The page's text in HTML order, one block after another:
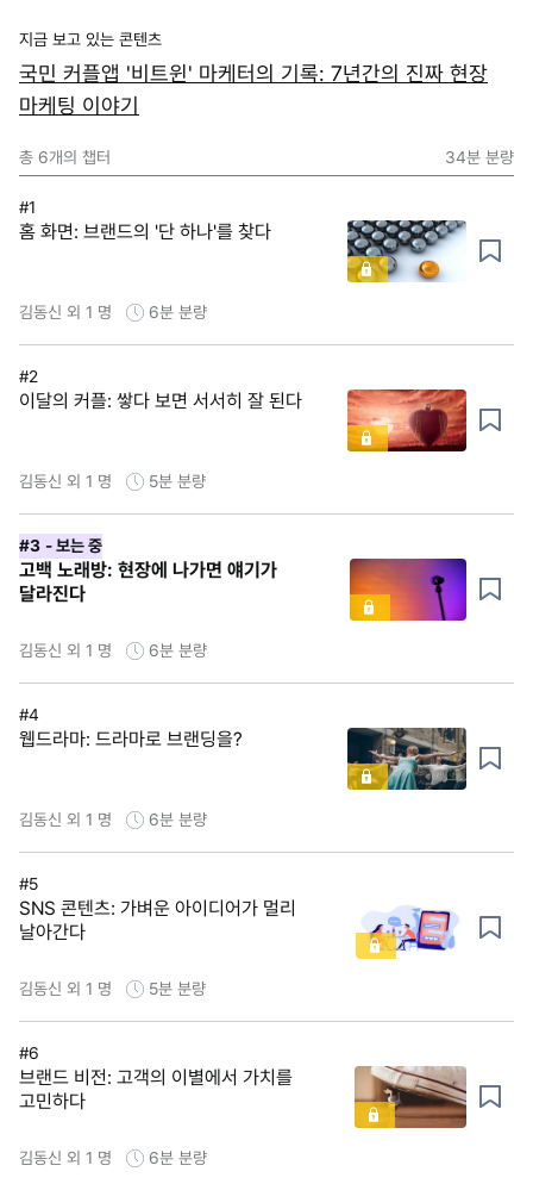
지금 보고 있는 콘텐츠
국민 커플앱 '비트윈' 마케터의 기록: 7년간의 진짜 현장
마케팅 이야기
총 6개의 챕터 34분 분량
#1
홈 화면: 브랜드의 '단 하나'를 찾다
김동신 외 1 명 6분 분량
#2
이달의 커플: 쌓다 보면 서서히 잘 된다
김동신 외 1 명 5분 분량
#3 - 보는 중
고백 노래방: 현장에 나가면 얘기가
달라진다
김동신 외 1 명 6분 분량
#4
웹드라마: 드라마로 브랜딩을?
김동신 외 1 명 6분 분량
#5
SNS 콘텐츠: 가벼운 아이디어가 멀리
날아간다
김동신 외 1 명 5분 분량
#6
브랜드 비전: 고객의 이별에서 가치를
고민하다
김동신 외 1 명 6분 분량